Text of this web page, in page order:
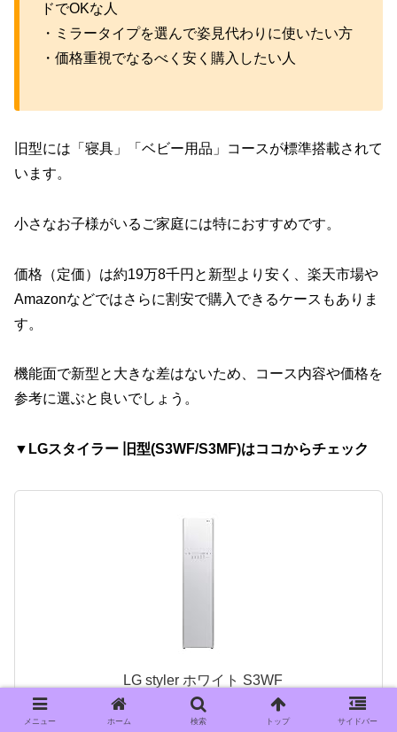
ドでOKな人
・ミラータイプを選んで姿見代わりに使いたい方
・価格重視でなるべく安く購入したい人
旧型には「寝具」「ベビー用品」コースが標準搭載されて
います。
小さなお子様がいるご家庭には特におすすめです。
価格（定価）は約19万8千円と新型より安く、楽天市場や
Amazonなどではさらに割安で購入できるケースもありま
す。
機能面で新型と大きな差はないため、コース内容や価格を
参考に選ぶと良いでしょう。
▼LGスタイラー 旧型(S3WF/S3MF)はココからチェック
LG styler ホワイト S3WF
created by
LG
メニュー ホーム 検索 トップ サイドバー